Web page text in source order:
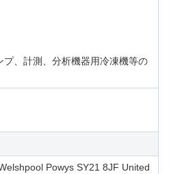
、計測、分析機器用冷凍機等の
Powys SY21 8JF United